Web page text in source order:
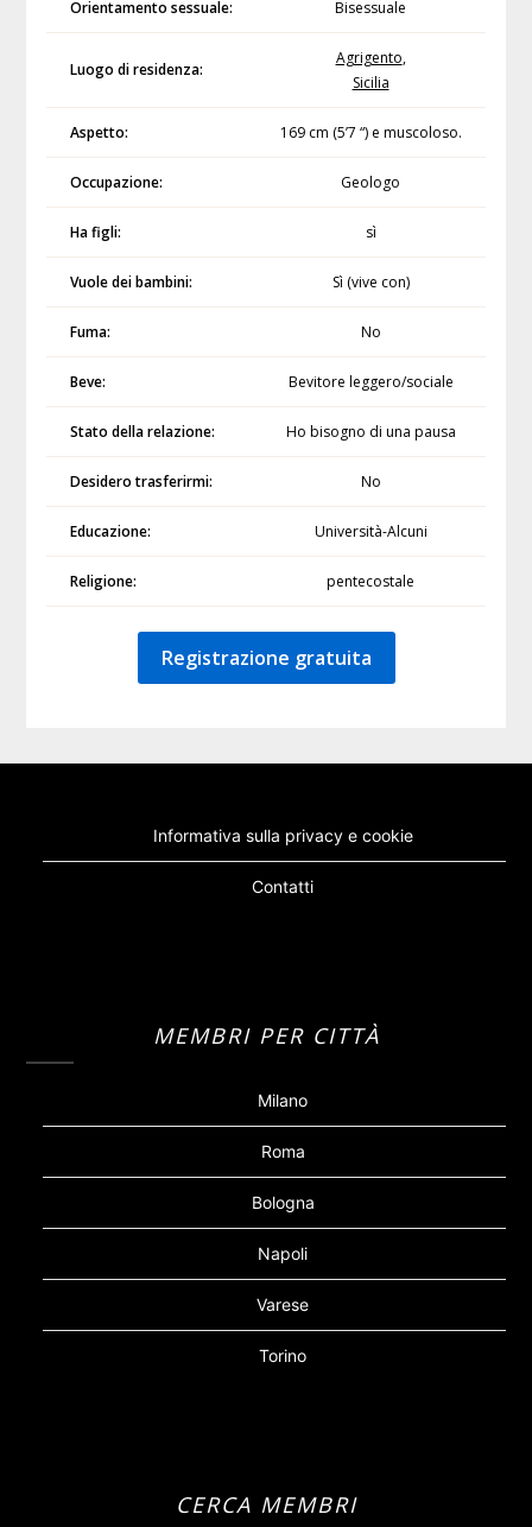
Orientamento sessuale: Bisessuale
Luogo di residenza:
Agrigento,
Sicilia
Aspetto: 169 cm (5’7 “) e muscoloso.
Occupazione: Geologo
Ha figli: sì
Vuole dei bambini: Sì (vive con)
Fuma: No
Beve: Bevitore leggero/sociale
Stato della relazione: Ho bisogno di una pausa
Desidero trasferirmi: No
Educazione: Università-Alcuni
Religione: pentecostale
Registrazione gratuita
Informativa sulla privacy e cookie
Contatti
MEMBRI PER CITTÀ
Milano
Roma
Bologna
Napoli
Varese
Torino
CERCA MEMBRI